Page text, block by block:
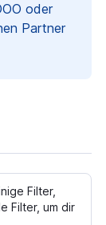
oder
Partner
Filter,
Filter, um dir